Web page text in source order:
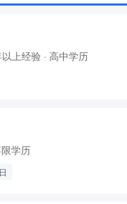
以上经验 · 高中学历
限学历